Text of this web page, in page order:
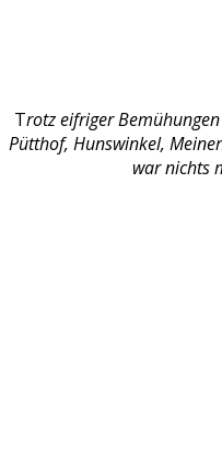
Trotz eifriger
Pütthof, Hunswinkel,
war nichts